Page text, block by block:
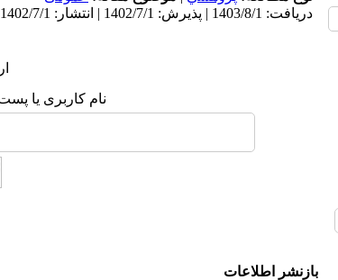
دریافت: 1403/8/1 | پذیرش: 1402/7/1 | انتشار: 1402/7/1
نام کاربری یا
بازنشر اطلاعات